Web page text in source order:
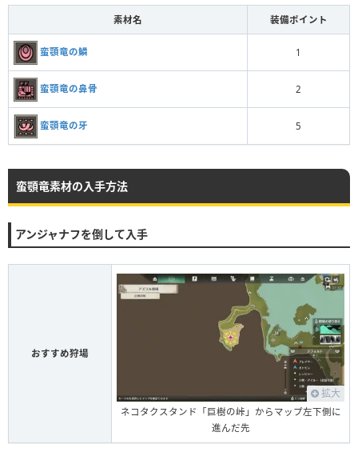
素材名 装備ポイント
蛮顎竜の鱗 1
蛮顎竜の鼻骨 2
蛮顎竜の牙 5
蛮顎竜素材の入手方法
アンジャナフを倒して入手
おすすめ狩場
拡大
ネコタクスタンド「巨樹の峠」からマップ左下側に
進んだ先